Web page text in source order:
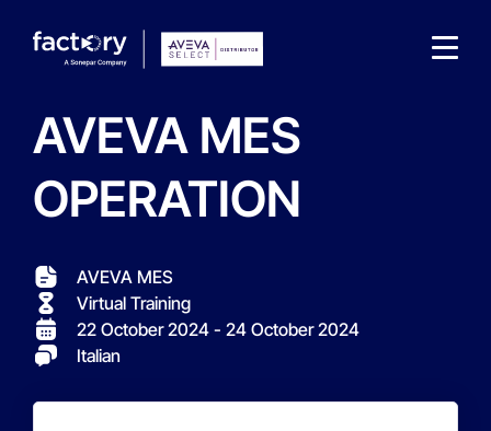
AVEVA MES
OPERATION
AVEVA MES
Virtual Training
22 October 2024 - 24 October 2024
Italian